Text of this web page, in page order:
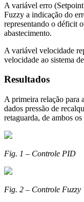
A variável erro
Fuzzy a indicação do
representando o déficit
abastecimento.
A variável velocidade
velocidade ao sistema
Resultados
A primeira relação para
dados pressão de
retaguarda, de ambos
Fig. 1 – Controle PID
Fig. 2 – Controle Fuzzy